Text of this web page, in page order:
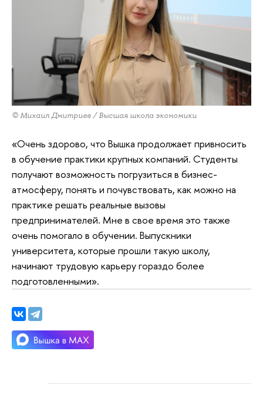
© Михаил Дмитриев / Высшая школа экономики
«Очень здорово, что Вышка продолжает привносить
в обучение практики крупных компаний. Студенты
получают возможность погрузиться в бизнес-
атмосферу, понять и почувствовать, как можно на
практике решать реальные вызовы
предпринимателей. Мне в свое время это также
очень помогало в обучении. Выпускники
университета, которые прошли такую школу,
начинают трудовую карьеру гораздо более
подготовленными».